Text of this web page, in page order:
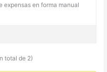
expensas en forma manual
total de 2)